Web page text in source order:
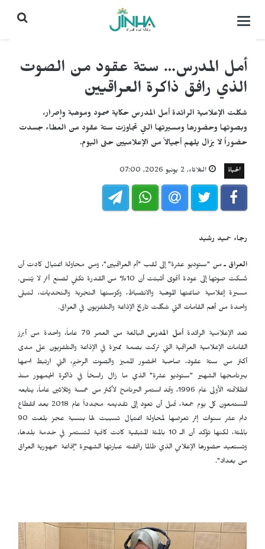
التحكم
أمل المدرس… ستة عقود من الصوت
الذي رافق ذاكرة العراقيين
شكلت الإعلامية الرائدة أمل المدرس حكاية صمود وموهبة وإصرار،
وبصوتها وحضورها ومسيرتها التي تجاوزت ستة عقود من العطاء جسدت
حضوراً لا يزال يلهم أجيالاً من الإعلاميين حتى اليوم.
الحياة الثلاثاء, 2 يونيو 2026, 07:00
رجاء حميد رشيد
العراق ـمن "ستوديو عشرة" إلى لقب "أم العراقيين"، ومن محاولة اغتيال كادت أن
تُسكت صوتها إلى عودة أقوى أثبتت أن 10% من القدرة تكفي لصنع أثر لا يُنسى.
مسيرة إعلامية صاغتها الموهبة والانضباط، وكرّستها التجربة والتحديات، لتبقى
واحدة من أهم القامات التي شكّلت تاريخ الإذاعة والتلفزيون في العراق.
تعد الإعلامية الرائدةأمل المدرس
البالغة من العمر 79 عاماً، واحدة من أبرز
القامات الإعلامية العراقية التي تركت بصمة مميزة في الإذاعة والتلفزيون على مدى
أكثر من ستة عقود، صاحبة الحضور المميز والصوت الرخيم، التي ارتبط اسمها
ببرنامجها الشهير "ستوديو عشرة" الذي ما زال راسخاً في ذاكرة الجمهور منذ
انطلاقته الأولى عام 1996، وقد استمر البرنامج لأكثر من خمسة وثلاثين عاماً، يتابعه
المستمعون كل يوم جمعة، قبل أن تعود إلى تقديمه مجدداً عام 2018 بعد انقطاع
دام عشر سنوات إثر تعرضها لمحاولة اغتيال تسببت لها بنسبة عجز بلغت 90
بالمئة، لكنها تؤكد أن الـ 10 بالمئة المتبقية كانت كافية لتستمر في خدمة بلدها،
وتستعيد حضورها الإعلامي الذي طالما رافقته عبارتها الشهيرة "إذاعة جمهورية العراق
من بغداد".